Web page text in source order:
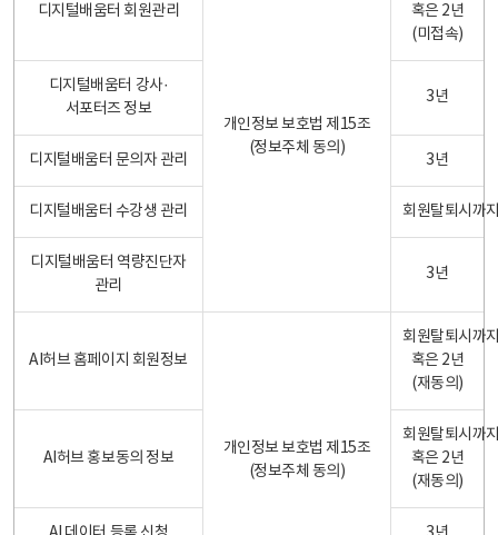
디지털배움터 회원관리
개인정보 보호법 제15조
(정보주체 동의)
혹은 2년
(미접속)
디지털배움터 강사·
서포터즈 정보
3년
디지털배움터 문의자 관리 3년
디지털배움터 수강생 관리 회원탈퇴시까
디지털배움터 역량진단자
관리
3년
AI허브 홈페이지 회원정보
개인정보 보호법 제15조
(정보주체 동의)
회원탈퇴시까
혹은 2년
(재동의)
AI허브 홍보동의 정보
회원탈퇴시까
혹은 2년
(재동의)